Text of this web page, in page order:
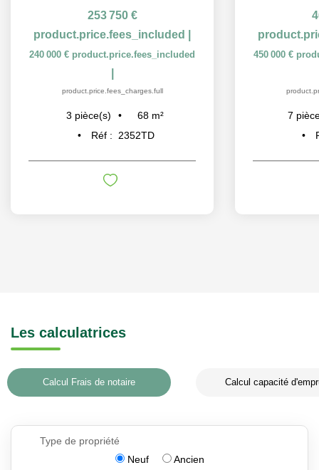
467 500 €
product.price.fees_included
450 000 € product.price.fees_included
product.price.fees_charges.full
7pièce(s) 148
Réf : 2346JG
245 000 €
3
Les calculatrices
Calcul Frais de notaire Calcul capacité